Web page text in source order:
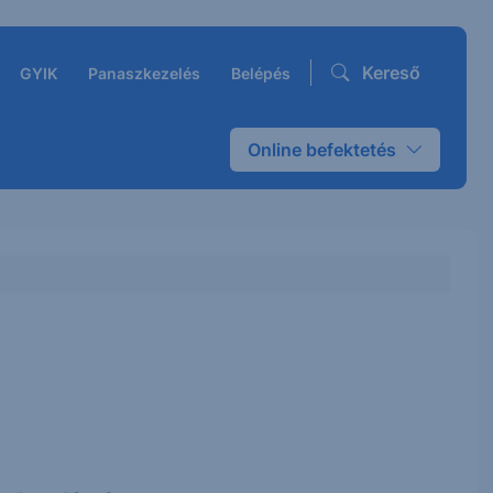
GYIK Panaszkezelés Belépés Kereső
Online befektetés